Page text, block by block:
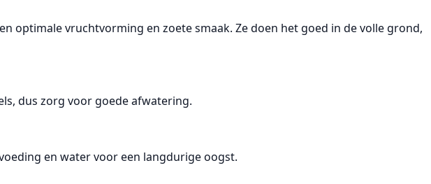
optimale vruchtvorming en zoete smaak. Ze doen het goed in de volle grond,
dus zorg voor goede afwatering.
en water voor een langdurige oogst.